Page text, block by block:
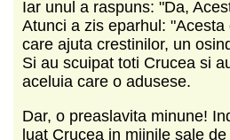
Iar unul a raspuns: "Da,
Atunci a zis eparhul: "Acesta
care ajuta crestinilor, un
Si au scuipat toti Crucea si
aceluia care o adusese.
Dar, o preaslavita minune!
luat Crucea in miinile sale